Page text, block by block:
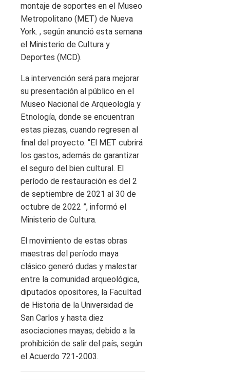
montaje de soportes en el Museo
Metropolitano (MET) de Nueva
York. , según anunció esta semana
el Ministerio de Cultura y
Deportes (MCD).
La intervención será para mejorar
su presentación al público en el
Museo Nacional de Arqueología y
Etnología, donde se encuentran
estas piezas, cuando regresen al
final del proyecto. “El MET cubrirá
los gastos, además de garantizar
el seguro del bien cultural. El
período de restauración es del 2
de septiembre de 2021 al 30 de
octubre de 2022 ”, informó el
Ministerio de Cultura.
El movimiento de estas obras
maestras del período maya
clásico generó dudas y malestar
entre la comunidad arqueológica,
diputados opositores, la Facultad
de Historia de la Universidad de
San Carlos y hasta diez
asociaciones mayas; debido a la
prohibición de salir del país, según
el Acuerdo 721-2003.